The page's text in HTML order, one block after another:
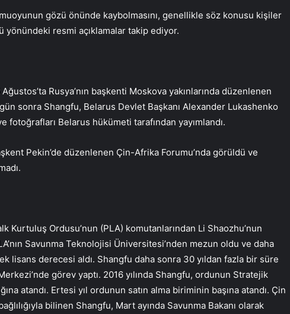
gözü önünde kaybolmasını, genellikle söz konusu kişiler
yönündeki resmi açıklamalar takip ediyor.
Rusya’nın başkenti Moskova yakınlarında düzenlenen
sonra Shangfu, Belarus Devlet Başkanı Alexander Lukashenko
fotoğrafları Belarus hükümeti tarafından yayımlandı.
Pekin’de düzenlenen Çin-Afrika Forumu’nda görüldü ve
Kurtuluş Ordusu’nun (PLA) komutanlarından Li Shaozhu’nun
Savunma Teknolojisi Üniversitesi’nden mezun oldu ve daha
lisans derecesi aldı. Shangfu daha sonra 30 yıldan fazla bir süre
görev yaptı. 2016 yılında Shangfu, ordunun Stratejik
atandı. Ertesi yıl ordunun satın alma biriminin başına atandı. Çin
bilinen Shangfu, Mart ayında Savunma Bakanı olarak